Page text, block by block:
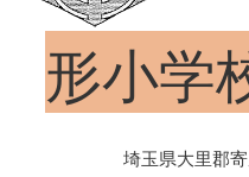
形小学
埼玉県大里郡